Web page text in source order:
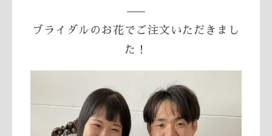
ブライダルのお花でご注文いただきまし
た！